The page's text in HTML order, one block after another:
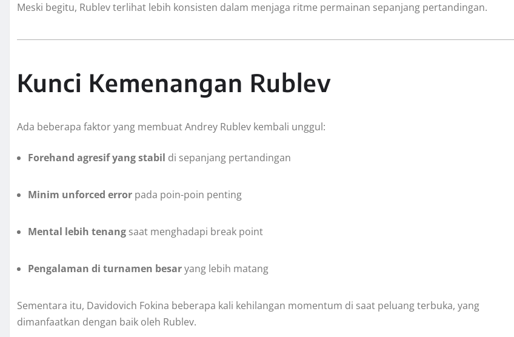
Meski begitu, Rublev terlihat lebih konsisten dalam menjaga ritme permainan sepanjang pertandingan.
Kunci Kemenangan Rublev
Ada beberapa faktor yang membuat Andrey Rublev kembali unggul:
Forehand agresif yang stabil di sepanjang pertandingan
Minim unforced error pada poin-poin penting
Mental lebih tenang saat menghadapi break point
Pengalaman di turnamen besaryang lebih matang
Sementara itu, Davidovich Fokina beberapa kali kehilangan momentum di saat peluang terbuka, yang
dimanfaatkan dengan baik oleh Rublev.